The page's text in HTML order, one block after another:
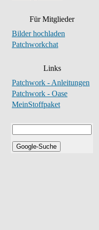
Für Mitglieder
Bilder hochladen
Patchworkchat
Links
Patchwork - Anleitungen
Patchwork - Oase
MeinStoffpaket